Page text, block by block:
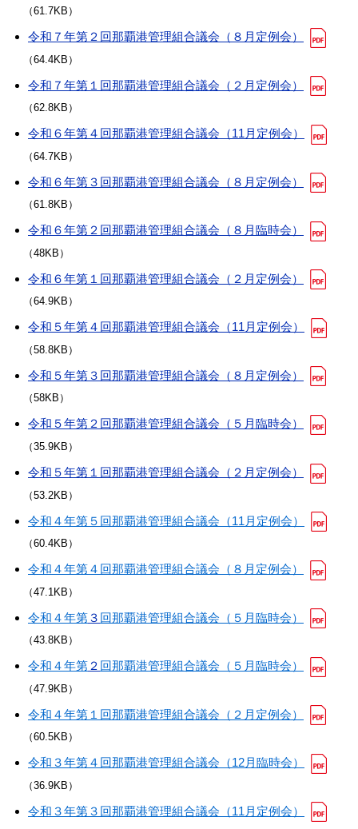
（61.7KB）
令和７年第２回那覇港管理組合議会（８月定例会）
（64.4KB）
令和７年第１回那覇港管理組合議会（２月定例会）
（62.8KB）
令和６年第４回那覇港管理組合議会（11月定例会）
（64.7KB）
令和６年第３回那覇港管理組合議会（８月定例会）
（61.8KB）
令和６年第２回那覇港管理組合議会（８月臨時会）
（48KB）
令和６年第１回那覇港管理組合議会（２月定例会）
（64.9KB）
令和５年第４回那覇港管理組合議会（11月定例会）
（58.8KB）
令和５年第３回那覇港管理組合議会（８月定例会）
（58KB）
令和５年第２回那覇港管理組合議会（５月臨時会）
（35.9KB）
令和５年第１回那覇港管理組合議会（２月定例会）
（53.2KB）
令和４年第５回那覇港管理組合議会（11月定例会）
（60.4KB）
令和４年第４回那覇港管理組合議会（８月定例会）
（47.1KB）
令和４年第３ 回那覇港管理組合議会（５月臨時会）
（43.8KB）
令和４年第 ２ 回那覇港管理組合議会（５月臨時会）
（47.9KB）
令和４年第１回那覇港管理組合議会（２月定例会）
（60.5KB）
令和３年第４回那覇港管理組合議会（12月臨時会）
（36.9KB）
令和３年第３回那覇港管理組合議会（11月定例会）